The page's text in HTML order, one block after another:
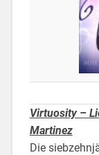
Virtuosity –
Martinez
Die